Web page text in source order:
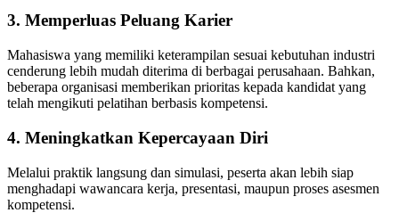
3. Memperluas Peluang Karier
Mahasiswa yang memiliki keterampilan sesuai kebutuhan industri
cenderung lebih mudah diterima di berbagai perusahaan. Bahkan,
beberapa organisasi memberikan prioritas kepada kandidat yang
telah mengikuti pelatihan berbasis kompetensi.
4. Meningkatkan Kepercayaan Diri
Melalui praktik langsung dan simulasi, peserta akan lebih siap
menghadapi wawancara kerja, presentasi, maupun proses asesmen
kompetensi.